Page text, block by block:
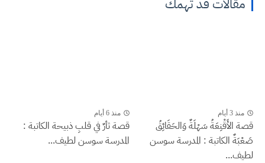
منذ 3 أيام
قصة الأَقْنِعَةُ سَهْلَةٌ وَالحَقَائِقُ
صَعْبَةٌ الكاتبة : المدرسة سوسن
لطيف...
منذ 6 أيام
قصة ثأرٌ في قلبِ ذبيحة الكاتبة :
المدرسة سوسن لطيف...